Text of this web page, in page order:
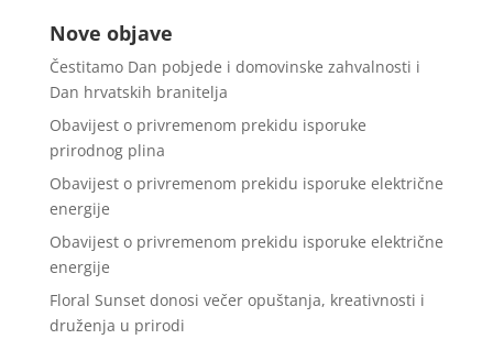
Nove objave
Čestitamo Dan pobjede i domovinske zahvalnosti i
Dan hrvatskih branitelja
Obavijest o privremenom prekidu isporuke
prirodnog plina
Obavijest o privremenom prekidu isporuke električne
energije
Obavijest o privremenom prekidu isporuke električne
energije
Floral Sunset donosi večer opuštanja, kreativnosti i
druženja u prirodi